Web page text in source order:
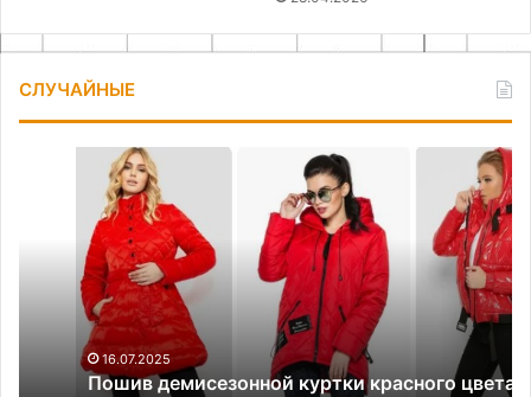
СЛУЧАЙНЫЕ
демисезонной
16.07.2025
Пошив демисезонной куртки красного цвета
в
и